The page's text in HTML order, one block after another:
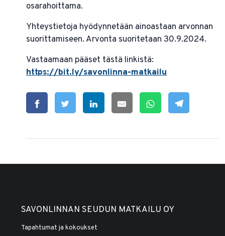
osarahoittama.
Yhteystietoja hyödynnetään ainoastaan arvonnan
suorittamiseen. Arvonta suoritetaan 30.9.2024.
Vastaamaan pääset tästä linkistä:
https://bit.ly/savonlinna-matkailu
SAVONLINNAN SEUDUN MATKAILU OY
Tapahtumat ja kokoukset